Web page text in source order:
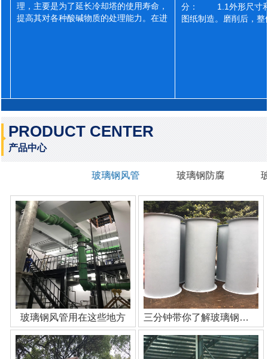
理，主要是为了延长冷却塔的使用寿命，
提高其对各种酸碱物质的处理能力。在进
分： 1.1外形尺寸和
图纸制造。磨削后，
PRODUCT CENTER
产品中心
玻璃钢风管 玻璃钢防腐
玻璃钢风管用在这些地方 三分钟带你了解玻璃钢管道